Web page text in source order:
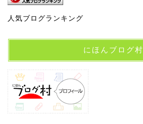
人気ブログランキング
にほんブログ村